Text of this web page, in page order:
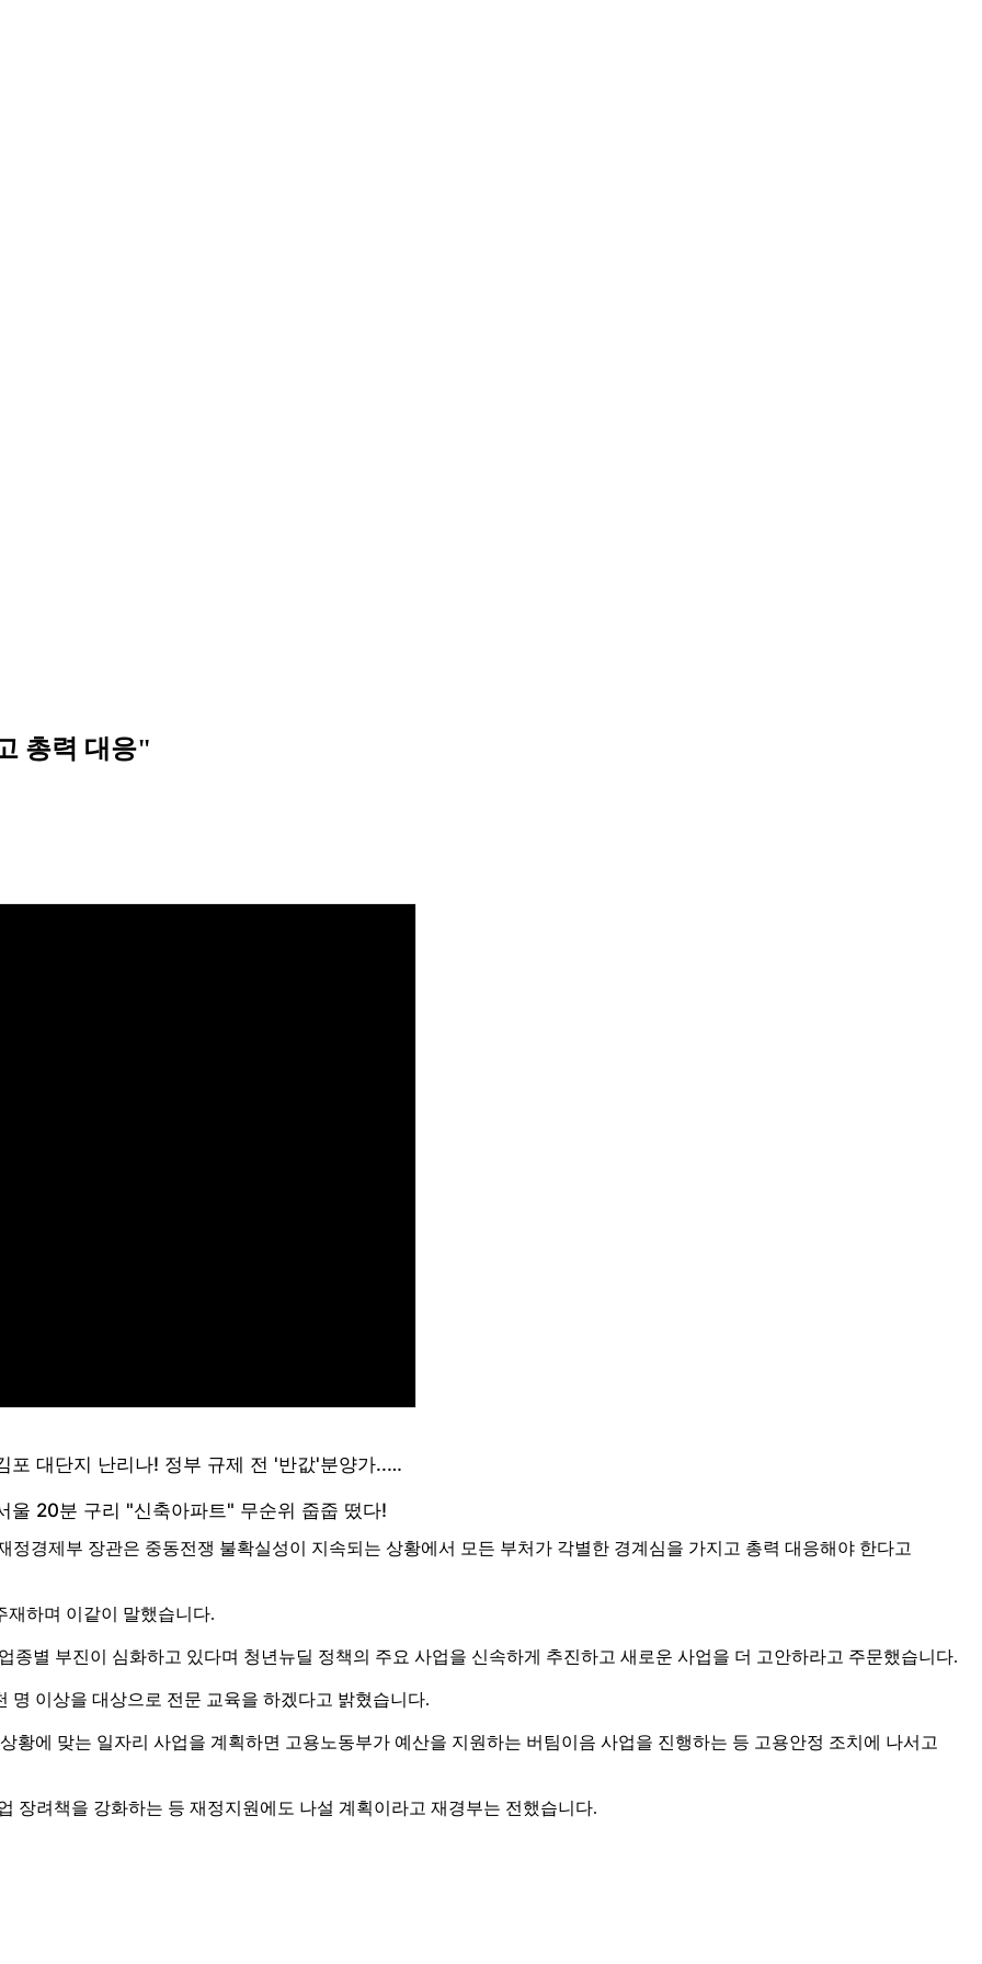
총력 대응"
경제부 장관은 중동전쟁 불확실성이 지속되는 상황에서 모든 부처가 각별한 경계심을 가지고 총력 대응해야 한다고
재하며 이같이 말했습니다.
종별 부진이 심화하고 있다며 청년뉴딜 정책의 주요 사업을 신속하게 추진하고 새로운 사업을 더 고안하라고 주문했습니다.
이상을 대상으로 전문 교육을 하겠다고 밝혔습니다.
황에 맞는 일자리 사업을 계획하면 고용노동부가 예산을 지원하는 버팀이음 사업을 진행하는 등 고용안정 조치에 나서고
장려책을 강화하는 등 재정지원에도 나설 계획이라고 재경부는 전했습니다.